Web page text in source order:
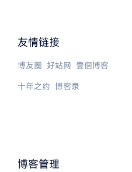
友情链接
博友圈 好站网 壹個博客
十年之约 博客录
博客管理